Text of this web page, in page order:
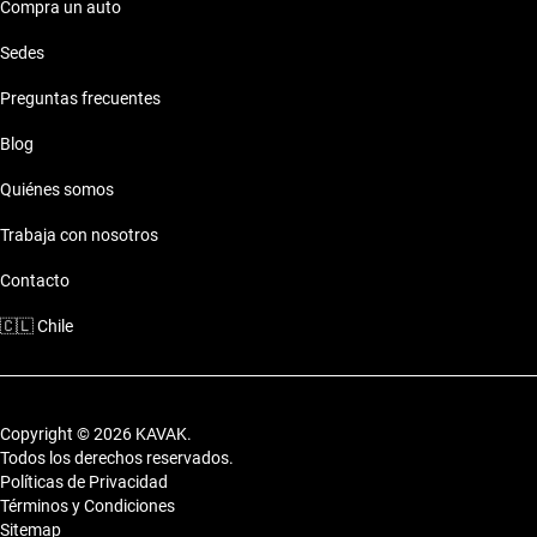
Características técnicas destacadas
Motor: Motor eficiente
Millones Pesos
Este auto se adapta a todo tipo de vida, desde el trabajo diario
Compra un auto
Sedes
Preguntas frecuentes
Blog
Quiénes somos
Trabaja con nosotros
Contacto
🇨🇱Chile
Copyright © 2026 KAVAK.
Todos los derechos reservados.
Políticas de Privacidad
Términos y Condiciones
Sitemap